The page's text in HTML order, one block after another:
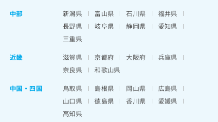
中部
新潟県 富山県 石川県
福井県
長野県
岐阜県 静岡県
愛知県
三重県
近畿
滋賀県 京都府 大阪府
兵庫県
奈良県
和歌山県
中国・四国
鳥取県 島根県 岡山県
広島県
山口県
徳島県 香川県
愛媛県
高知県